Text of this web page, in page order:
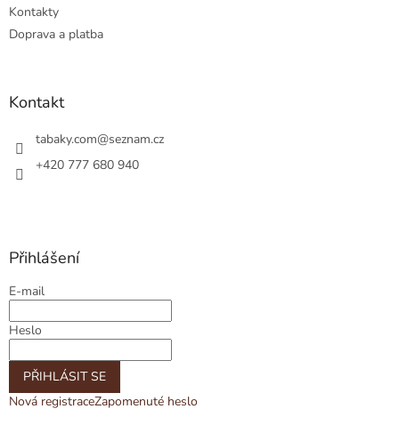
Kontakty
Doprava a platba
Kontakt
tabaky.com@seznam.cz
+420 777 680 940
Přihlášení
E-mail
Heslo
PŘIHLÁSIT SE
Nová registraceZapomenuté heslo